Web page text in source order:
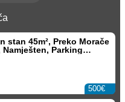
stan 45m², Preko Morače
Namješten, Parking
500€